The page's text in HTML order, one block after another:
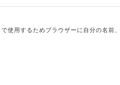
使用するためブラウザーに自分の名前